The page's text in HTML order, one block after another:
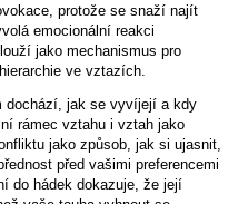
protože se snaží najít
emocionální reakci
jako mechanismus pro
ve vztazích.
dochází, jak se vyvíjejí a kdy
rámec vztahu i vztah jako
jako způsob, jak si ujasnit,
před vašimi preferencemi
do hádek dokazuje, že její